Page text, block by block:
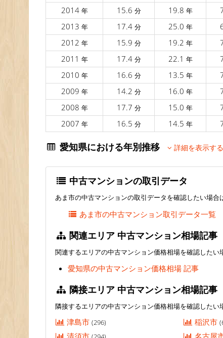
2014 年 15.6 分 19.8 年
2013 年 17.4 分 25.0 年
2012 年 15.9 分 19.2 年
2011 年 17.4 分 22.1 年
2010 年 16.6 分 13.5 年
2009 年 14.2 分 16.0 年
2008 年 17.7 分 15.0 年
2007 年 16.5 分 14.5 年
愛知県における年別推移 詳細を表示する
中古マンションの取引データ
あま市の中古マンションの取引データを確認したい場合
あま市の中古マンション取引データ一覧
関連エリア 中古マンション相場記事
関連するエリアの中古マンション価格相場を確認したい
愛知県の中古マンション価格相場 記事
隣接エリア 中古マンション相場記事
隣接するエリアの中古マンション価格相場を確認したい
津島市(296) 稲沢市
清須市 名古屋